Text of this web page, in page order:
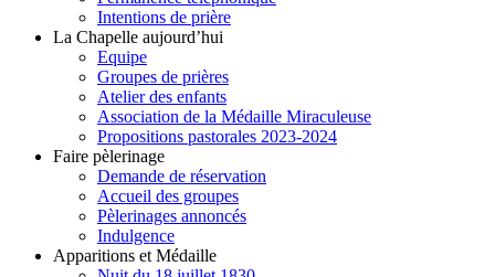
Intentions de prière
La Chapelle aujourd’hui
Equipe
Groupes de prières
Atelier des enfants
Association de la Médaille Miraculeuse
Propositions pastorales 2023-2024
Faire pèlerinage
Demande de réservation
Accueil des groupes
Pèlerinages annoncés
Indulgence
Apparitions et Médaille